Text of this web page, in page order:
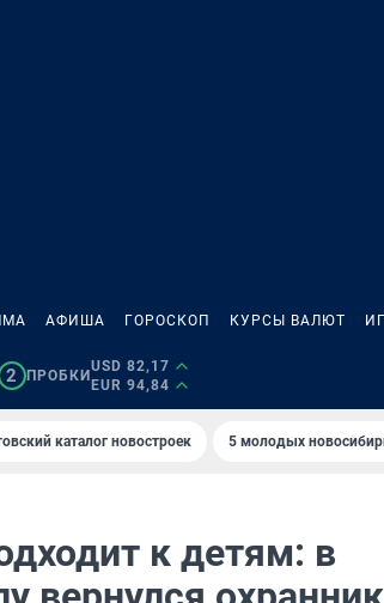
АФИША ГОРОСКОП КУРСЫ ВАЛЮТ
2 ПРОБКИ
USD 82,17
EUR 94,84
каталог новостроек 5 молодых
к детям: в